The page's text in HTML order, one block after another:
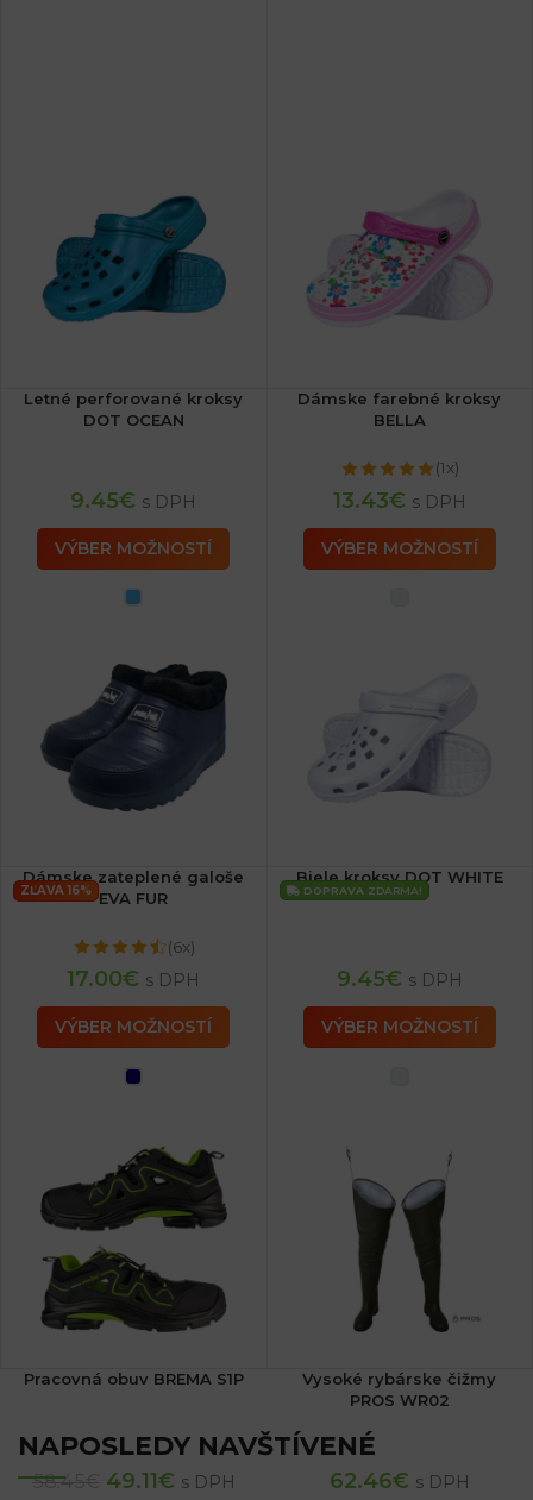
Letné perforované kroksy
DOT OCEAN
9.45€ s DPH
VÝBER MOŽNOSTÍ
Dámske farebné kroksy
BELLA
(1x)
13.43€ s DPH
VÝBER MOŽNOSTÍ
Dámske zateplené galoše
EVA FUR
(6x)
17.00€ s DPH
VÝBER MOŽNOSTÍ
Biele kroksy DOT WHITE
9.45€ s DPH
VÝBER MOŽNOSTÍ
ZĽAVA 16%
Pracovná obuv BREMA S1P
58.45 49.11€ s DPH
DOPRAVA ZDARMA!
Vysoké rybárske čižmy
PROS WR02
62.46€ s DPH
NAPOSLEDY NAVŠTÍVENÉ